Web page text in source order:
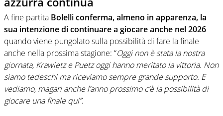
A fine partita Bolelli conferma, almeno in apparenza, la
sua intenzione di continuare a giocare anche nel 2026
quando viene pungolato sulla possibilità di fare la finale
anche nella prossima stagione: “Oggi non è stata la nostra
giornata, Krawietz e Puetz oggi hanno meritato la vittoria. Non
siamo tedeschi ma riceviamo sempre grande supporto. E
vediamo, magari anche l’anno prossimo c’è la possibilità di
giocare una finale qui”.